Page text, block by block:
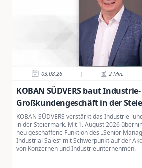
03.08.26 | 2 Min.
KOBAN SÜDVERS baut
Großkundengeschäft in der
KOBAN SÜDVERS verstärkt das Industrie-
in der Steiermark. Mit 1. August 2026
neu geschaffene Funktion des „Senior
Industrial Sales“ mit Schwerpunkt auf der
von Konzernen und Industrieunternehmen.